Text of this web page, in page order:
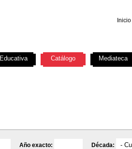
Inicio
Año exacto: Década:
Educativa Catálogo Mediateca